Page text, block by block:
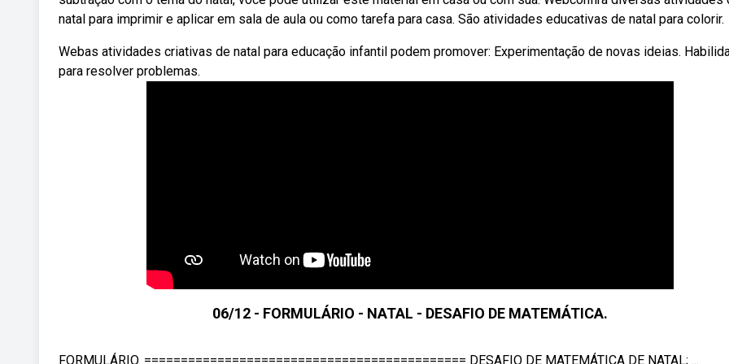
natal para imprimir e aplicar em sala de aula ou como tarefa para casa. São atividades educativas de natal para colorir.
Webas atividades criativas de natal para educação infantil podem promover: Experimentação de novas ideias.
para resolver problemas.
06/12 - FORMULÁRIO - NATAL - DESAFIO DE MATEMÁTICA.
FORMULÁRIO. ============================================ DESAFIO DE MATEMÁTICA DE NATAL; ...